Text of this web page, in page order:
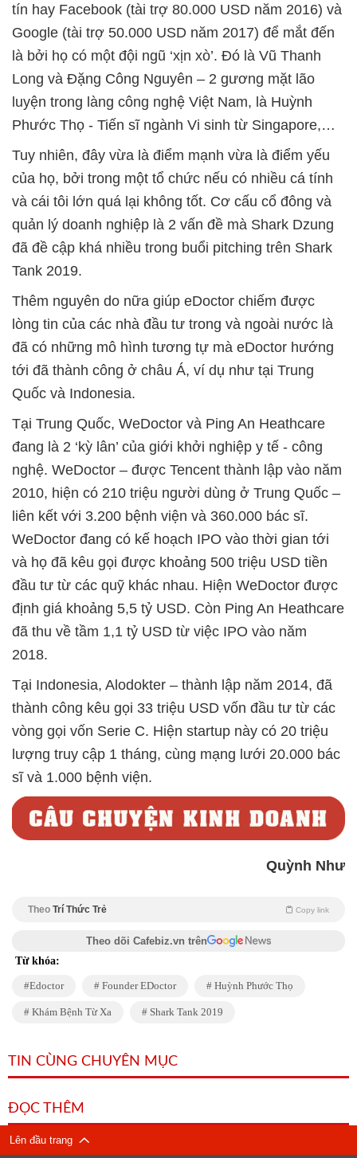
tín hay Facebook (tài trợ 80.000 USD năm 2016) và
Google (tài trợ 50.000 USD năm 2017) để mắt đến
là bởi họ có một đội ngũ ‘xịn xò’. Đó là Vũ Thanh
Long và Đặng Công Nguyên – 2 gương mặt lão
luyện trong làng công nghệ Việt Nam, là Huỳnh
Phước Thọ - Tiến sĩ ngành Vi sinh từ Singapore,…
Tuy nhiên, đây vừa là điểm mạnh vừa là điểm yếu
của họ, bởi trong một tổ chức nếu có nhiều cá tính
và cái tôi lớn quá lại không tốt. Cơ cấu cổ đông và
quản lý doanh nghiệp là 2 vấn đề mà Shark Dzung
đã đề cập khá nhiều trong buổi pitching trên Shark
Tank 2019.
Thêm nguyên do nữa giúp eDoctor chiếm được
lòng tin của các nhà đầu tư trong và ngoài nước là
đã có những mô hình tương tự mà eDoctor hướng
tới đã thành công ở châu Á, ví dụ như tại Trung
Quốc và Indonesia.
Tại Trung Quốc, WeDoctor và Ping An Heathcare
đang là 2 ‘kỳ lân’ của giới khởi nghiệp y tế - công
nghệ. WeDoctor – được Tencent thành lập vào năm
2010, hiện có 210 triệu người dùng ở Trung Quốc –
liên kết với 3.200 bệnh viện và 360.000 bác sĩ.
WeDoctor đang có kế hoạch IPO vào thời gian tới
và họ đã kêu gọi được khoảng 500 triệu USD tiền
đầu tư từ các quỹ khác nhau. Hiện WeDoctor được
định giá khoảng 5,5 tỷ USD. Còn Ping An Heathcare
đã thu về tầm 1,1 tỷ USD từ việc IPO vào năm
2018.
Tại Indonesia, Alodokter – thành lập năm 2014, đã
thành công kêu gọi 33 triệu USD vốn đầu tư từ các
vòng gọi vốn Serie C. Hiện startup này có 20 triệu
lượng truy cập 1 tháng, cùng mạng lưới 20.000 bác
sĩ và 1.000 bệnh viện.
Quỳnh Như
Theo Trí Thức Trẻ Copy link
Theo dõi Cafebiz.vn trên
Từ khóa:
Edoctor Founder EDoctor Huỳnh Phước Thọ
Khám Bệnh Từ Xa Shark Tank 2019
TIN CÙNG CHUYÊN MỤC
ĐỌC THÊM
Lên đầu trang